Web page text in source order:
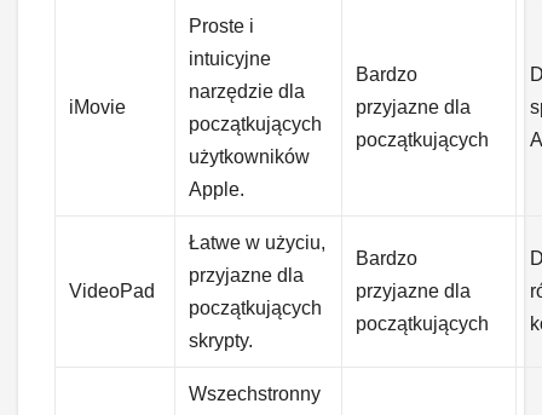
iMovie
Proste i
intuicyjne
narzędzie dla
początkujących
użytkowników
Apple.
Bardzo
przyjazne dla
początkujących
VideoPad
Łatwe w użyciu,
przyjazne dla
początkujących
skrypty.
Bardzo
przyjazne dla
początkujących
Wszechstronny